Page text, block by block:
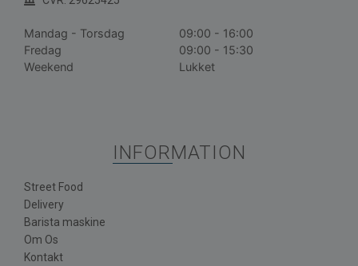
Mandag - Torsdag
09:00 - 16:00
Fredag
09:00 - 15:30
Weekend
Lukket
INFORMATION
Street Food
Delivery
Barista maskine
Om Os
Kontakt